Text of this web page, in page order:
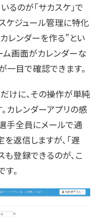
るのが「サカスケ」で
ケジュール管理に特化
レンダーを作る”とい
ム画面がカレンダーな
一目で確認できます。
けに、その操作が単純
カレンダーアプリの感
手全員にメールで通
返信しますが、「遅
も登録できるのが、こ
。